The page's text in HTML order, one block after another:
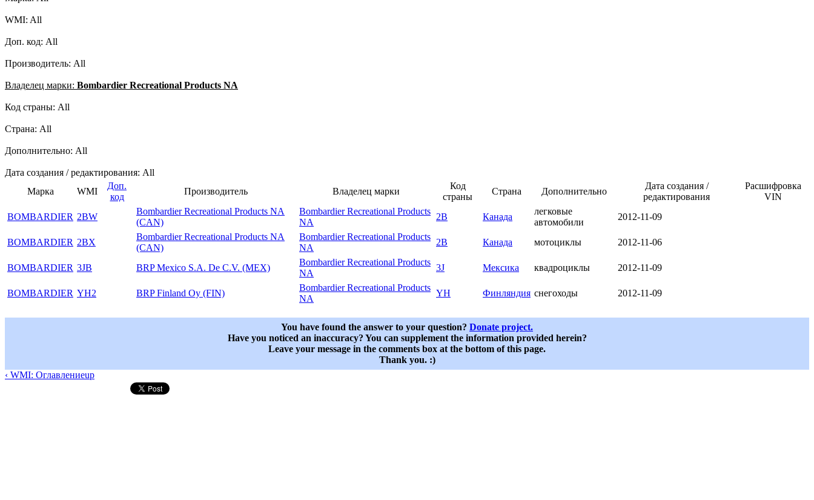
WMI: All
Доп. код: All
Производитель: All
Владелец марки: Bombardier Recreational Products NA
Код страны: All
Страна: All
Дополнительно: All
Дата создания / редактирования: All
Марка
WMI
Доп.
код
Производитель Владелец марки
Код
страны
Страна Дополнительно
Дата создания /
редактирования
Расшифровка
VIN
BOMBARDIER 2BW
Bombardier Recreational Products NA
(CAN)
Bombardier Recreational Products
NA
2B Канада
легковые
автомобили
2012-11-09
BOMBARDIER 2BX
Bombardier Recreational Products NA
(CAN)
Bombardier Recreational Products
NA
2B Канада мотоциклы 2012-11-06
BOMBARDIER 3JB BRP Mexico S.A. De C.V. (MEX)
Bombardier Recreational Products
NA
3J Мексика квадроциклы 2012-11-09
BOMBARDIER YH2 BRP Finland Oy (FIN)
Bombardier Recreational Products
NA
YH Финляндия снегоходы 2012-11-09
You have found the answer to your question? Donate project.
Have you noticed an inaccuracy? You can supplement the information provided herein?
Leave your message in the comments box at the bottom of this page.
Thank you. :)
‹ WMI: Оглавлениеup